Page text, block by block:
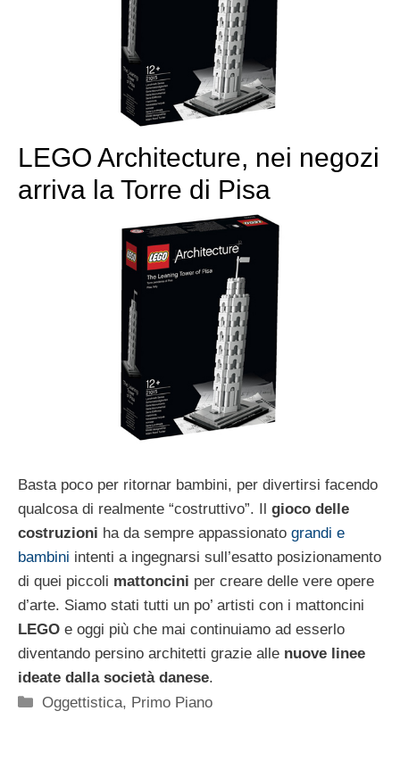
LEGO Architecture, nei negozi
arriva la Torre di Pisa
Basta poco per ritornar bambini, per divertirsi facendo
qualcosa di realmente “costruttivo”. Il gioco delle
costruzioni ha da sempre appassionato grandi e
bambini intenti a ingegnarsi sull’esatto posizionamento
di quei piccoli mattoncini per creare delle vere opere
d’arte. Siamo stati tutti un po’ artisti con i mattoncini
LEGO e oggi più che mai continuiamo ad esserlo
diventando persino architetti grazie alle nuove linee
ideate dalla società danese.
Categorie
Oggettistica, Primo Piano